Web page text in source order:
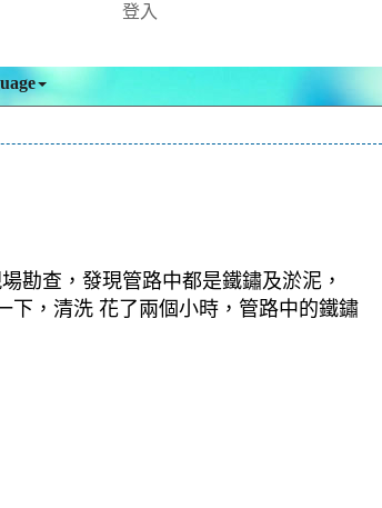
登入
勘查，發現管路中都是鐵鏽及淤泥，
下，清洗 花了兩個小時，管路中的鐵鏽